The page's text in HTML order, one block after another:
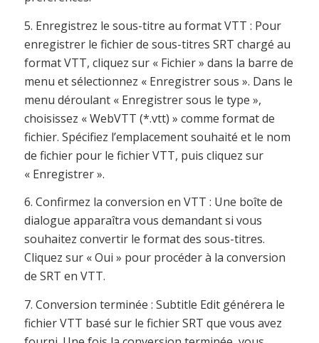
5. Enregistrez le sous-titre au format VTT : Pour
enregistrer le fichier de sous-titres SRT chargé au
format VTT, cliquez sur « Fichier » dans la barre de
menu et sélectionnez « Enregistrer sous ». Dans le
menu déroulant « Enregistrer sous le type »,
choisissez « WebVTT (*.vtt) » comme format de
fichier. Spécifiez l’emplacement souhaité et le nom
de fichier pour le fichier VTT, puis cliquez sur
« Enregistrer ».
6. Confirmez la conversion en VTT : Une boîte de
dialogue apparaîtra vous demandant si vous
souhaitez convertir le format des sous-titres.
Cliquez sur « Oui » pour procéder à la conversion
de SRT en VTT.
7. Conversion terminée : Subtitle Edit générera le
fichier VTT basé sur le fichier SRT que vous avez